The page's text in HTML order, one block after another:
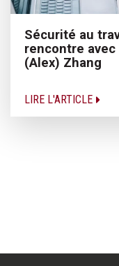
Sécurité au
rencontre
(Alex) Zhang
LIRE L'ARTICLE